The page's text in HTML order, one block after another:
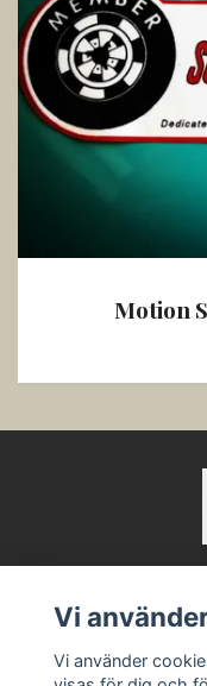
Motion
Vi
Vi använder